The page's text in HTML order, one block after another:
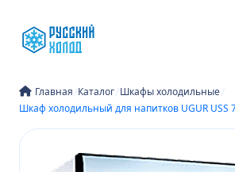
содержимому
Главная/Каталог/Шкафы холодильные/
Шкаф холодильный для напитков UGUR USS